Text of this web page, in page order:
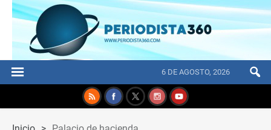
6 DE AGOSTO, 2026